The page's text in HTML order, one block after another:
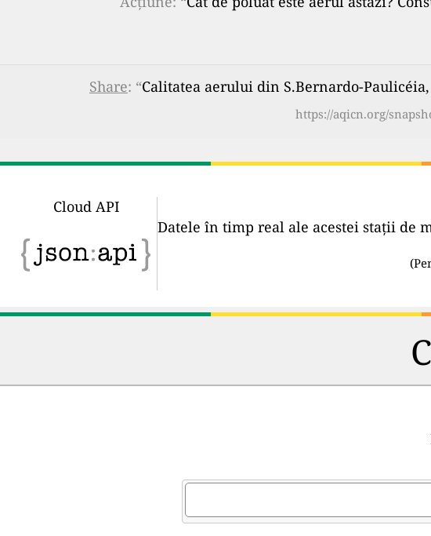
Share: “Calitatea aerului din S.Bernardo-
https://aqicn.org/
Cloud API
Datele în timp real ale acestei stații de
(